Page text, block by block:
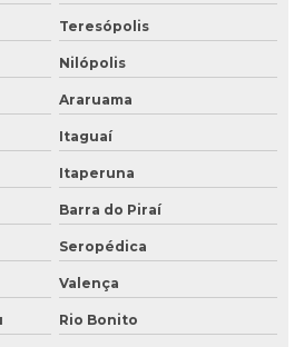
com potencial de contaminação
ambiental e sanitária
Teresópolis
Nilópolis
Araruama
Itaguaí
Itaperuna
Barra do Piraí
Seropédica
Valença
Rio Bonito